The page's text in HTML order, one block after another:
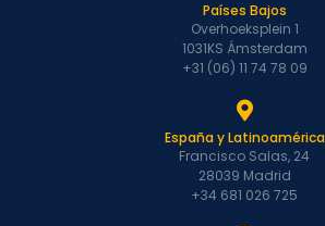
Países Bajos
Overhoeksplein 1
1031KS Ámsterdam
+31 (06) 11 74 78 09
España y Latinoamérica
Francisco Salas, 24
28039 Madrid
+34 681 026 725